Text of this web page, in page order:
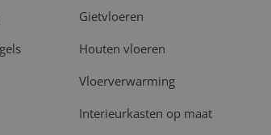
Gietvloeren
Houten vloeren
Vloerverwarming
Interieurkasten op maat